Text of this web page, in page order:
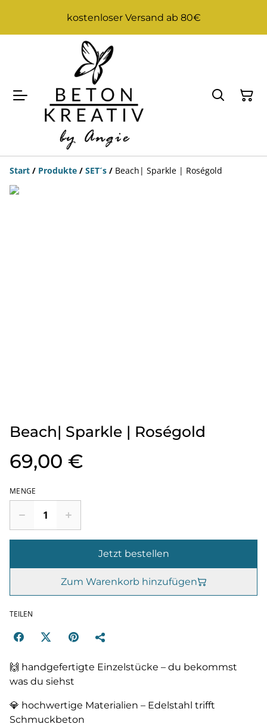
kostenloser Versand ab 80€
Start / Produkte / SET´s / Beach| Sparkle | Roségold
Beach| Sparkle | Roségold
69,00 €
MENGE
Jetzt bestellen
Zum Warenkorb hinzufügen
TEILEN
🙌 handgefertigte Einzelstücke – du bekommst
was du siehst
💎 hochwertige Materialien – Edelstahl trifft
Schmuckbeton